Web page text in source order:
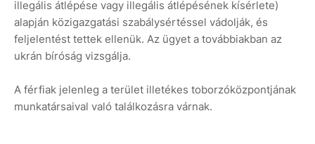
illegális átlépése vagy illegális átlépésének kísérlete)
alapján közigazgatási szabálysértéssel vádolják, és
feljelentést tettek ellenük. Az ügyet a továbbiakban az
ukrán bíróság vizsgálja.
A férfiak jelenleg a terület illetékes toborzóközpontjának
munkatársaival való találkozásra várnak.